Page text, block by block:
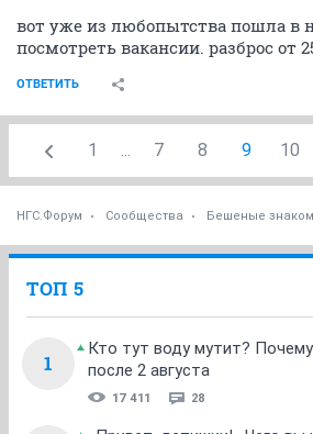
вот уже из любопытства пошла в
посмотреть вакансии. разброс от
ОТВЕТИТЬ
1 ... 7 8 9 10
НГС.Форум Сообщества Бешеные
ТОП 5
1
Кто тут воду мутит?
после 2 августа
17 411 28